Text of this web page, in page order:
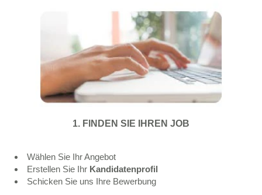
1. FINDEN SIE IHREN JOB
Wählen Sie Ihr Angebot
Erstellen Sie Ihr Kandidatenprofil
Schicken Sie uns Ihre Bewerbung